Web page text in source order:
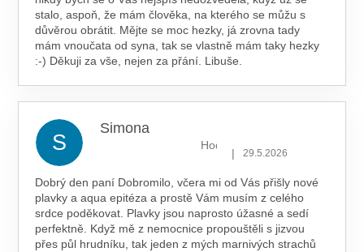
stalo, aspoň, že mám člověka, na kterého se můžu s
důvěrou obrátit. Mějte se moc hezky, já zrovna tady
mám vnoučata od syna, tak se vlastně mám taky hezky
:-) Děkuji za vše, nejen za přání. Libuše.
S
Simona
Hodnocení obchodu je 5 z 5
| 29.5.2026
Dobrý den paní Dobromilo, včera mi od Vás přišly nové
plavky a aqua epitéza a prostě Vám musím z celého
srdce poděkovat. Plavky jsou naprosto úžasné a sedí
perfektně. Když mě z nemocnice propouštěli s jizvou
přes půl hrudníku, tak jeden z mých marnivých strachů